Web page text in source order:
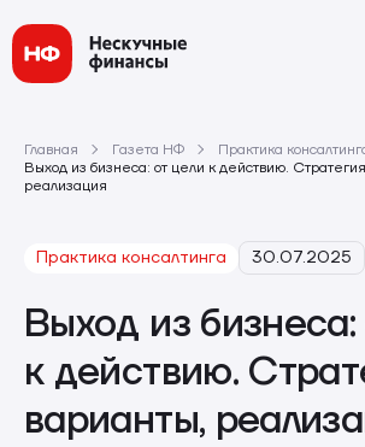
Главная Газета НФ
Практика
Выход из бизнеса: от цели к действию.
реализация
Практика консалтинга 30.07.2025
Выход из бизнеса:
к действию.
варианты,